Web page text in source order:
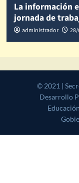
La información
jornada de
administrador
© 2021 |
Profesional Docente
Tecnología |